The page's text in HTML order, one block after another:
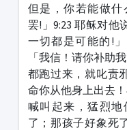
但是，你若能做
罢!」9:23 耶稣对他
一切都是可能的!
「我信！请你补助
都跑过来，就叱责
命你从他身上出去
喊叫起来，猛烈
了；那孩子好象死